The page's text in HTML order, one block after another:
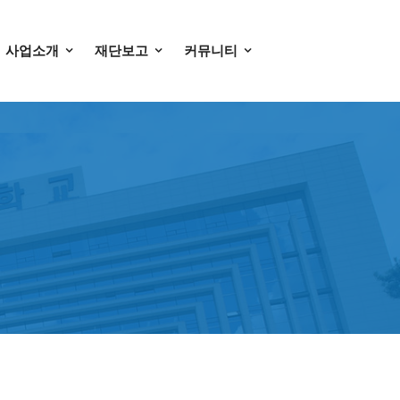
사업소개 재단보고 커뮤니티